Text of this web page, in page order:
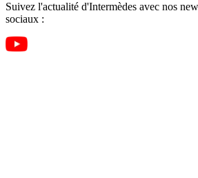
Suivez l'actualité d'Intermèdes avec nos
sociaux :